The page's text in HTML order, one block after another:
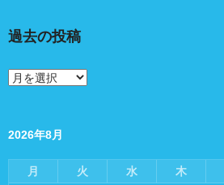
過去の投稿
過
去
稿
2026年8月
月 火 水 木